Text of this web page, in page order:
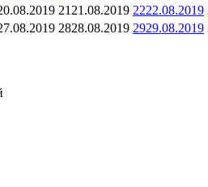
21 21.08.2019 2222.08.2019
2828.08.2019 2929.08.2019